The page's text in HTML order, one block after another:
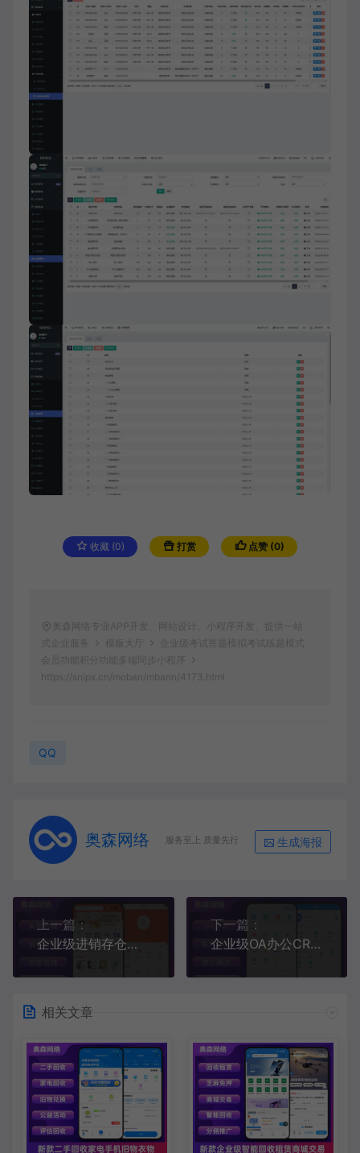
收藏 (0) 打赏 点赞 (0)
奥森网络专业APP开发、网站设计、小程序开发、提供一站
式企业服务
模板大厅
企业级考试答题模拟考试练题模式
会员功能积分功能多端同步小程序
https://snipx.cn/moban/mbann/4173.html
QQ
奥森网络 服务至上 质量先行 生成海报
上一篇：
企业级进销存仓库采购销售管理客户订单管理资金管理多端通用
下一篇：
企业级OA办公CRM客户管理多端同步签到打卡数据分析合同管理办公系统
相关文章